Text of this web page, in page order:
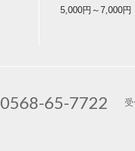
5,000円～7,000円
0568-65-7722